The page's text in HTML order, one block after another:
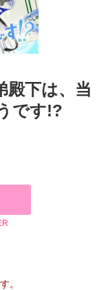
殿下は、当
です!?
。